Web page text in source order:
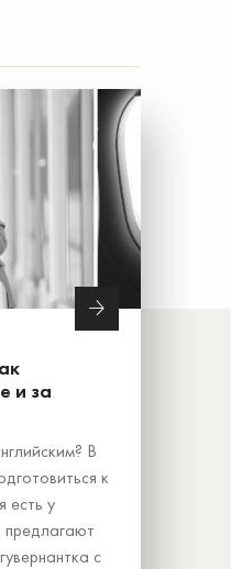
и за
В
к
есть у
с